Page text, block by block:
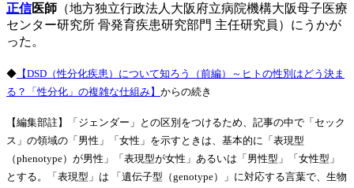
正信医師 （地方独立行政法人大阪府立病院機構大阪母子医療
センター研究所 骨発育疾患研究部門 主任研究員）にうかが
った。
◆ 【DSD（性分化疾患）について知ろう（前編）～ヒトの性別はどう決ま
る？「性分化」の複雑な仕組み】 からの続き
【編集部註】「ジェンダー」との区別をつけるため、記事の中で「セック
ス」の領域の「男性」「女性」を示すときは、基本的に「表現型
（phenotype）が男性」「表現型が女性」あるいは「男性型」「女性型」
とする。「表現型」は 「遺伝子型（genotype）」に対応する言葉で、生物